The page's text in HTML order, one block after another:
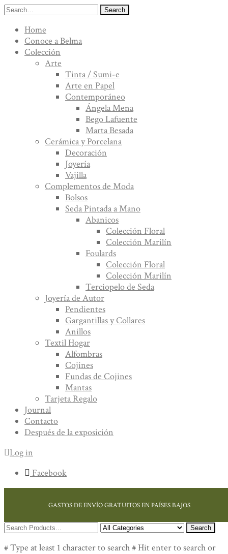
Search
Home
Conoce a Belma
Colección
Arte
Tinta / Sumi-e
Arte en Papel
Contemporáneo
Ángela Mena
Bego Lafuente
Marta Besada
Cerámica y Porcelana
Decoración
Joyería
Vajilla
Complementos de Moda
Bolsos
Seda Pintada a Mano
Abanicos
Colección Floral
Colección Marilín
Foulards
Colección Floral
Colección Marilín
Terciopelo de Seda
Joyería de Autor
Pendientes
Gargantillas y Collares
Anillos
Textil Hogar
Alfombras
Cojines
Fundas de Cojines
Mantas
Tarjeta Regalo
Journal
Contacto
Después de la exposición
Log in
Facebook
GASTOS DE ENVÍO GRATUITOS EN PAÍSES BAJOS
Search
# Type at least 1 character to search# Hit enter to search or